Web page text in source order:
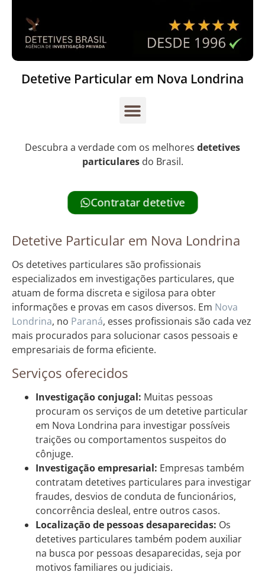
Detetive Particular em Nova Londrina
Descubra a verdade com os melhores detetives
particularesdo Brasil.
Contratar detetive
Detetive Particular em Nova Londrina
Os detetives particulares são profissionais
especializados em investigações particulares, que
atuam de forma discreta e sigilosa para obter
informações e provas em casos diversos. Em Nova
Londrina, no Paraná, esses profissionais são cada vez
mais procurados para solucionar casos pessoais e
empresariais de forma eficiente.
Serviços oferecidos
Investigação conjugal: Muitas pessoas
procuram os serviços de um detetive particular
em Nova Londrina para investigar possíveis
traições ou comportamentos suspeitos do
cônjuge.
Investigação empresarial: Empresas também
contratam detetives particulares para investigar
fraudes, desvios de conduta de funcionários,
concorrência desleal, entre outros casos.
Localização de pessoas desaparecidas: Os
detetives particulares também podem auxiliar
na busca por pessoas desaparecidas, seja por
motivos familiares ou judiciais.